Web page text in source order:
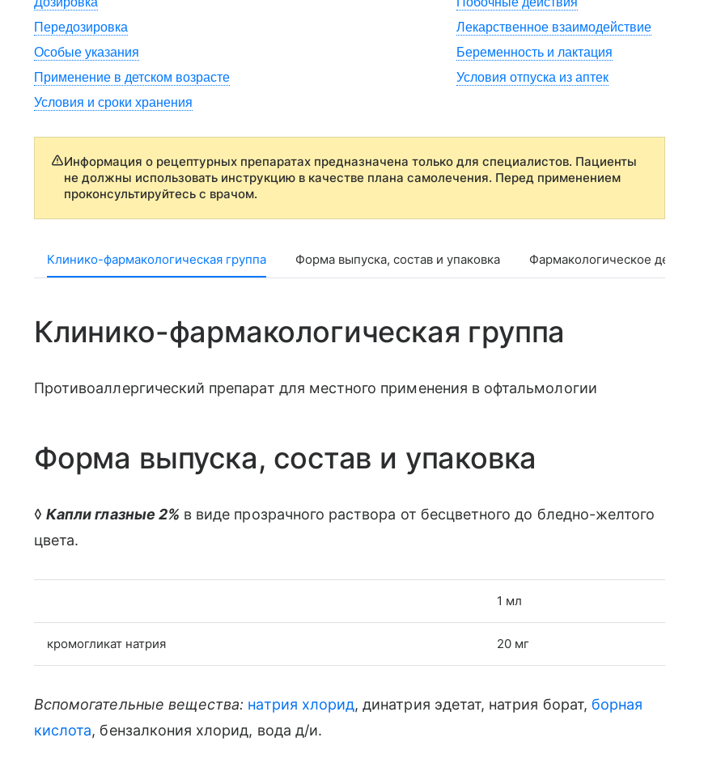
Передозировка
Лекарственное взаимодействие
Особые указания
Беременность и лактация
Применение в детском возрасте
Условия отпуска из аптек
Условия и сроки хранения
Информация о рецептурных препаратах предназначена только для специалистов. Пациенты
не должны использовать инструкцию в качестве плана самолечения. Перед применением
проконсультируйтесь с врачом.
Клинико-фармакологическая группа Форма выпуска, состав и упаковка Фармакологическое действие
Клинико-фармакологическая группа
Противоаллергический препарат для местного применения в офтальмологии
Форма выпуска, состав и упаковка
◊Капли глазные 2% в виде прозрачного раствора от бесцветного до бледно-желтого
цвета.
1 мл
кромогликат натрия 20 мг
Вспомогательные вещества: натрия хлорид, динатрия эдетат, натрия борат, борная
кислота, бензалкония хлорид, вода д/и.